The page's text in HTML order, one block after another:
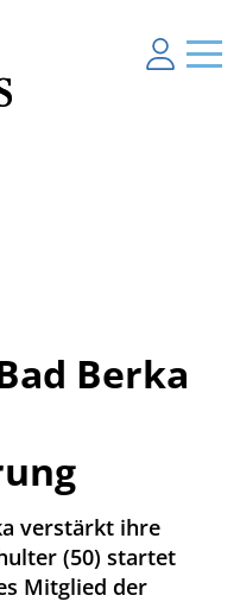
Berka
verstärkt ihre
(50) startet
Mitglied der